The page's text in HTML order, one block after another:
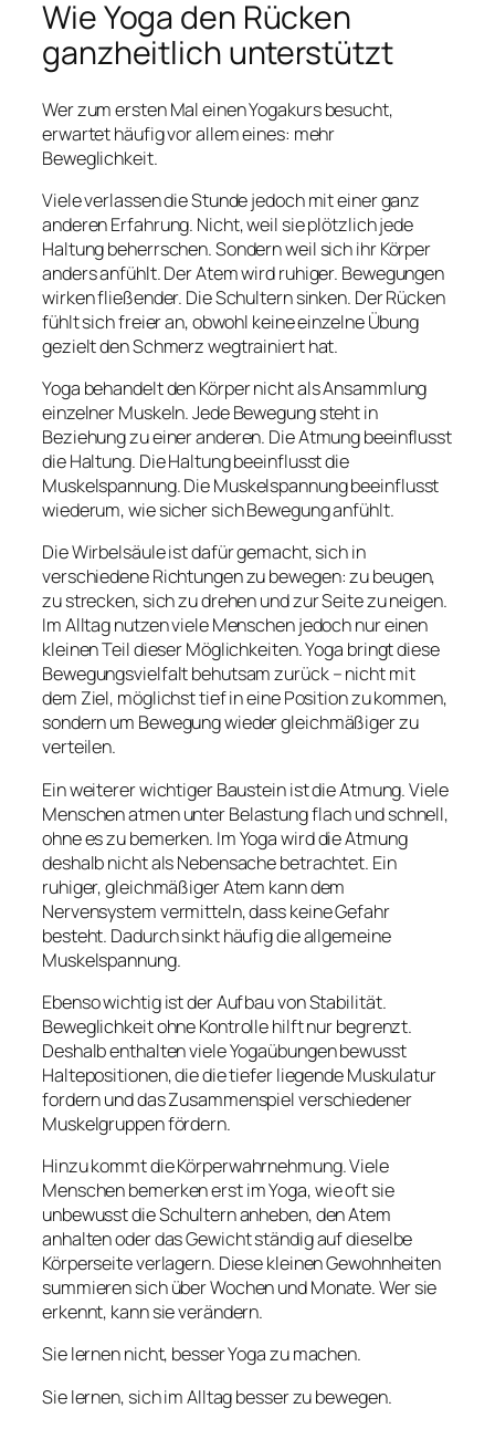
Wie Yoga den Rücken
ganzheitlich unterstützt
Wer zum ersten Mal einen Yogakurs besucht,
erwartet häufig vor allem eines: mehr
Beweglichkeit.
Viele verlassen die Stunde jedoch mit einer ganz
anderen Erfahrung. Nicht, weil sie plötzlich jede
Haltung beherrschen. Sondern weil sich ihr Körper
anders anfühlt. Der Atem wird ruhiger. Bewegungen
wirken fließender. Die Schultern sinken. Der Rücken
fühlt sich freier an, obwohl keine einzelne Übung
gezielt den Schmerz wegtrainiert hat.
Yoga behandelt den Körper nicht als Ansammlung
einzelner Muskeln. Jede Bewegung steht in
Beziehung zu einer anderen. Die Atmung beeinflusst
die Haltung. Die Haltung beeinflusst die
Muskelspannung. Die Muskelspannung beeinflusst
wiederum, wie sicher sich Bewegung anfühlt.
Die Wirbelsäule ist dafür gemacht, sich in
verschiedene Richtungen zu bewegen: zu beugen,
zu strecken, sich zu drehen und zur Seite zu neigen.
Im Alltag nutzen viele Menschen jedoch nur einen
kleinen Teil dieser Möglichkeiten. Yoga bringt diese
Bewegungsvielfalt behutsam zurück – nicht mit
dem Ziel, möglichst tief in eine Position zu kommen,
sondern um Bewegung wieder gleichmäßiger zu
verteilen.
Ein weiterer wichtiger Baustein ist die Atmung. Viele
Menschen atmen unter Belastung flach und schnell,
ohne es zu bemerken. Im Yoga wird die Atmung
deshalb nicht als Nebensache betrachtet. Ein
ruhiger, gleichmäßiger Atem kann dem
Nervensystem vermitteln, dass keine Gefahr
besteht. Dadurch sinkt häufig die allgemeine
Muskelspannung.
Ebenso wichtig ist der Aufbau von Stabilität.
Beweglichkeit ohne Kontrolle hilft nur begrenzt.
Deshalb enthalten viele Yogaübungen bewusst
Haltepositionen, die die tiefer liegende Muskulatur
fordern und das Zusammenspiel verschiedener
Muskelgruppen fördern.
Hinzu kommt die Körperwahrnehmung. Viele
Menschen bemerken erst im Yoga, wie oft sie
unbewusst die Schultern anheben, den Atem
anhalten oder das Gewicht ständig auf dieselbe
Körperseite verlagern. Diese kleinen Gewohnheiten
summieren sich über Wochen und Monate. Wer sie
erkennt, kann sie verändern.
Sie lernen nicht, besser Yoga zu machen.
Sie lernen, sich im Alltag besser zu bewegen.